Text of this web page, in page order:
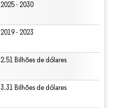
2025 - 2030
2019 - 2023
2.51 Bilhões de dólares
3.31 Bilhões de dólares